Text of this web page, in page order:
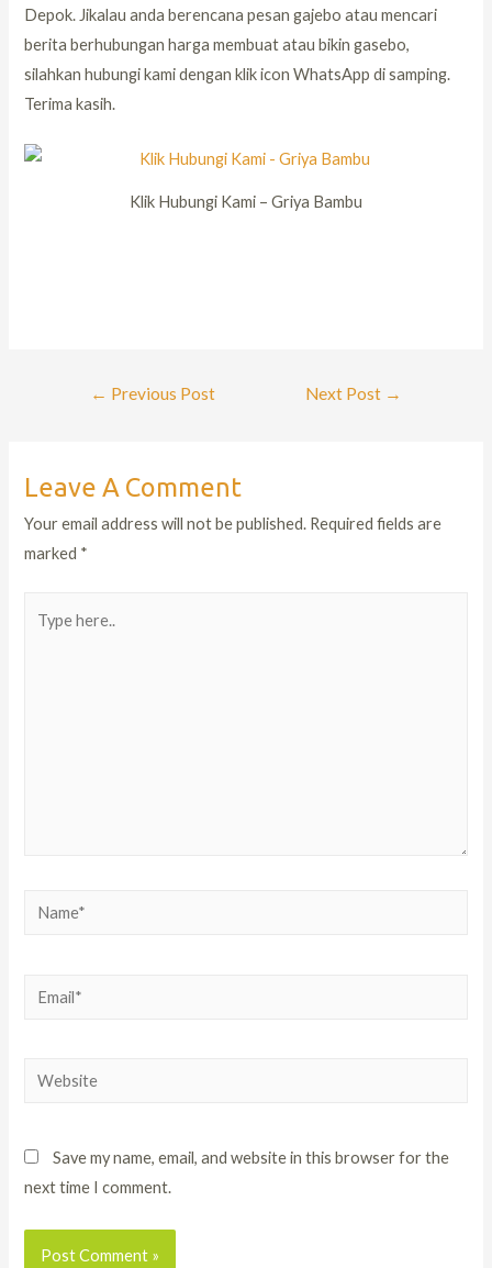
Depok. Jikalau anda berencana pesan gajebo atau mencari
berita berhubungan harga membuat atau bikin gasebo,
silahkan hubungi kami dengan klik icon WhatsApp di samping.
Terima kasih.
Klik Hubungi Kami – Griya Bambu
← Previous Post Next Post →
Leave A Comment
Your email address will not be published. Required fields are
marked *
Save my name, email, and website in this browser for the
next time I comment.